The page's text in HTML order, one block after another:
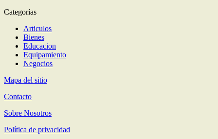
Categorías
Articulos
Bienes
Educacion
Equipamiento
Negocios
Mapa del sitio
Contacto
Sobre Nosotros
Política de privacidad